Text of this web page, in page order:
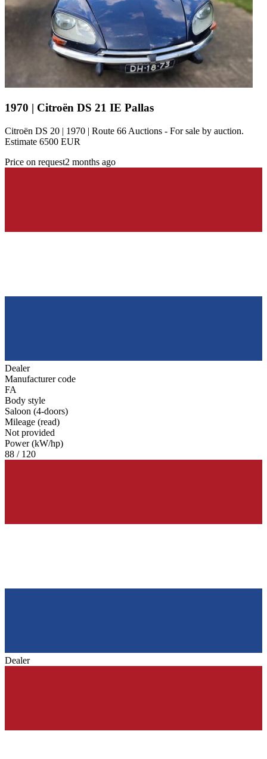
1970 | Citroën DS 21 IE Pallas
Citroën DS 20 | 1970 | Route 66 Auctions - For sale by auction.
Estimate 6500 EUR
Price on request2 months ago
Dealer
Manufacturer code
FA
Body style
Saloon (4-doors)
Mileage (read)
Not provided
Power (kW/hp)
88 / 120
Dealer